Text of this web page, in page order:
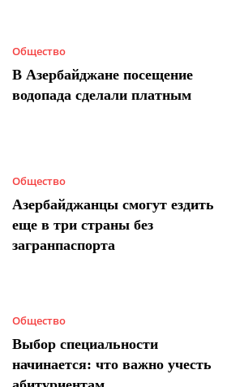
Общество
В Азербайджане посещение
водопада сделали платным
Общество
Азербайджанцы смогут ездить
еще в три страны без
загранпаспорта
Общество
Выбор специальности
начинается: что важно учесть